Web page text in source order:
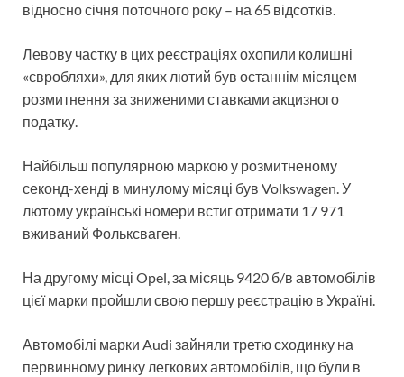
відносно січня поточного року – на 65 відсотків.
Левову частку в цих реєстраціях охопили колишні
«євробляхи», для яких лютий був останнім місяцем
розмитнення за зниженими ставками акцизного
податку.
Найбільш популярною маркою у розмитненому
секонд-хенді в минулому місяці був Volkswagen. У
лютому українські номери встиг отримати 17 971
вживаний Фольксваген.
На другому місці Opel, за місяць 9420 б/в автомобілів
цієї марки пройшли свою першу реєстрацію в Україні.
Автомобілі марки Audi зайняли третю сходинку на
первинному ринку легкових автомобілів, що були в